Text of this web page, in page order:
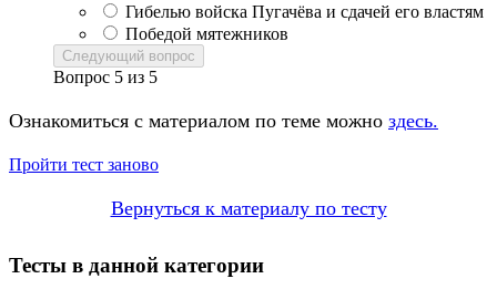
Гибелью войска Пугачёва и сдачей его властям
Победой мятежников
Следующий вопрос
Вопрос 5 из 5
Ознакомиться с материалом по теме можно здесь.
Пройти тест заново
Вернуться к материалу по тесту
Тесты в данной категории